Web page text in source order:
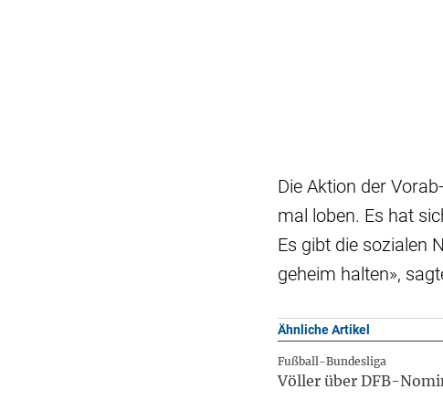
Die Aktion der
mal loben. Es hat
Es gibt die sozialen
geheim halten»,
Ähnliche Artikel
Fußball-Bundesliga
Völler über DFB-